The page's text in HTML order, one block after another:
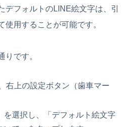
デフォルトのLINE絵文字は、引
使用することが可能です。
りです。
右上の設定ボタン（歯車マー
を選択し、「デフォルト絵文字